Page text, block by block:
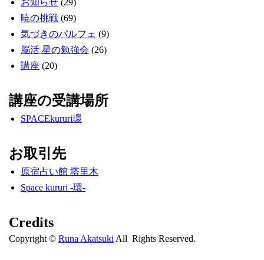
暁の挑戦 (69)
気づきのパルフェ (9)
脳活 星の勉強会 (26)
講座 (20)
講座の受講場所
SPACEkururi環
お取引先
原宿占い館 塔里木
Space kururi -環-
Credits
Copyright © Runa Akatsuki All Rights Reserved.